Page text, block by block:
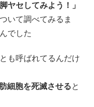
ヤセしてみよう！」
いて調べてみるま
でした
も呼ばれてるんだけ
細胞を死滅させると